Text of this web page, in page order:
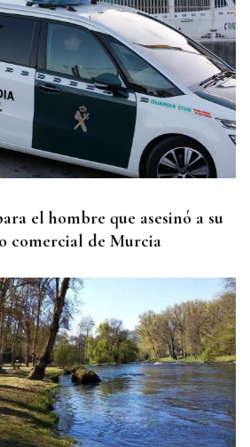
el hombre que asesinó a su
comercial de Murcia